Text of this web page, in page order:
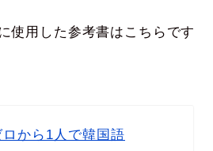
使用した参考書はこちらです
ロから1人で韓国語